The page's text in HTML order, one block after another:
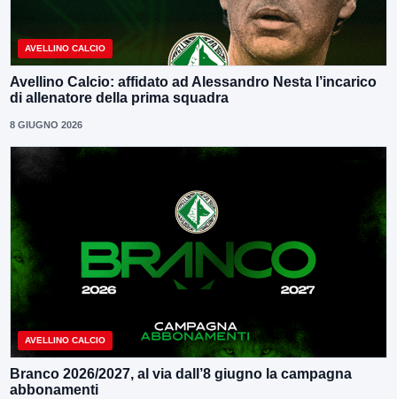
AVELLINO CALCIO
Avellino Calcio: affidato ad Alessandro Nesta l’incarico
di allenatore della prima squadra
8 GIUGNO 2026
AVELLINO CALCIO
Branco 2026/2027, al via dall’8 giugno la campagna
abbonamenti